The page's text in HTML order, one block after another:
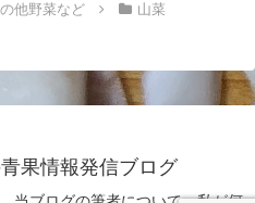
他野菜など 山菜
果情報発信ブログ